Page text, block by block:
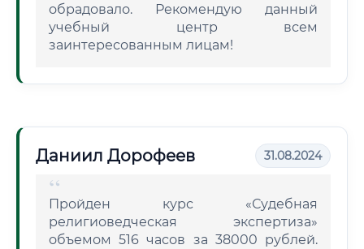
обрадовало. Рекомендую данный
учебный центр всем
заинтересованным лицам!
Даниил Дорофеев 31.08.2024
Пройден курс «Судебная
религиоведческая экспертиза»
объемом 516 часов за 38000 рублей.